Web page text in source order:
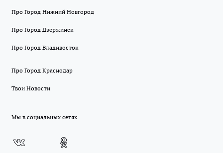
Про Город Нижний Новгород
Про Город Дзержинск
Про Город Владивосток
Про Город Краснодар
Твои Новости
Мы в социальных сетях